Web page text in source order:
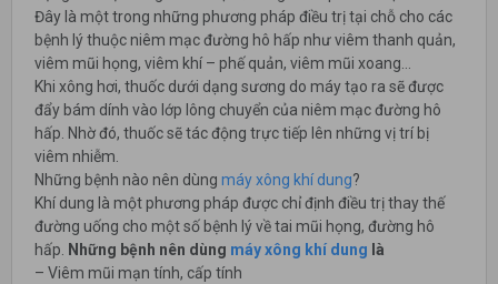
Đây là một trong những phương pháp điều trị tại chỗ cho các
bệnh lý thuộc niêm mạc đường hô hấp như viêm thanh quản,
viêm mũi họng, viêm khí – phế quản, viêm mũi xoang…
Khi xông hơi, thuốc dưới dạng sương do máy tạo ra sẽ được
đẩy bám dính vào lớp lông chuyển của niêm mạc đường hô
hấp. Nhờ đó, thuốc sẽ tác động trực tiếp lên những vị trí bị
viêm nhiễm.
Những bệnh nào nên dùng máy xông khí dung?
Khí dung là một phương pháp được chỉ định điều trị thay thế
đường uống cho một số bệnh lý về tai mũi họng, đường hô
hấp. Những bệnh nên dùng máy xông khí dung là
– Viêm mũi mạn tính, cấp tính